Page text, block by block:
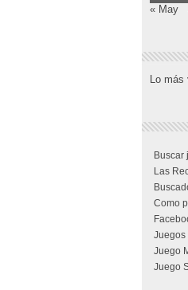
« May
Lo más
Buscar
Las
Como
Juegos
Juego
Juego